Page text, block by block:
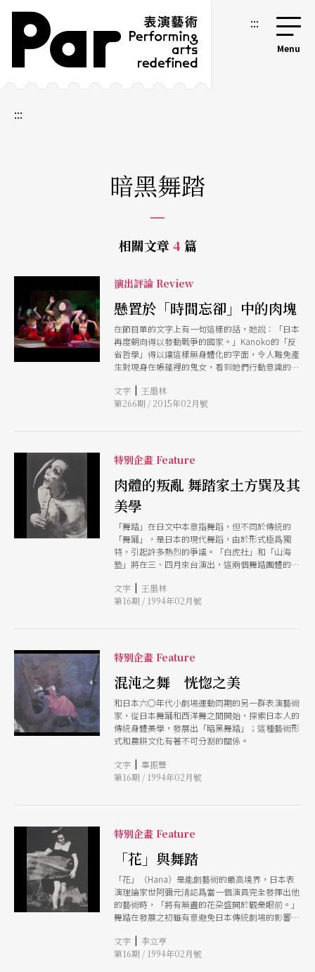
跳到主要內容區塊
網站導覽 :::
:::
暗黑舞踏
相關文章 4 篇
演出評論 Review
懸置於「時間忘卻」中的肉塊
在節目單的文字上有一句這樣的話，她說：「日本
再度朝向得以發動戰爭的國家。」Kanoko的「反
省哲學」得以讓這樣無身體化的字面，令人難免產
生對現身在帳蓬裡的鬼女，看到她們行動意識的一
沒看到她們的「行動」。而我們看到的還是作為一
個日本女性用紅色顏料在白紙上繪出一枚「日之
文字 | 王墨林
第266期 / 2015年02月號
特別企畫 Feature
肉體的叛亂 舞踏家土方巽及其
美學
「舞踏」在日文中本意指舞蹈，但不同於傳統的
「舞踊」，是日本的現代舞蹈，由於形式極爲獨
特，引起許多熱烈的爭議。「白虎社」和「山海
塾」將在三、四月來台演出，這兩個舞踏團體的掌
也都有其獨特的風格，但仍延續著土方巽的表演美
學及概念。
文字 | 王墨林
第16期 / 1994年02月號
特別企畫 Feature
混沌之舞 恍惚之美
和日本六〇年代小劇場運動同期的另一群表演藝術
家，從日本舞踊和西洋舞之間開始，探索日本人的
傳統身體美學，發展出「暗黑舞踏」；這種藝術形
式和農耕文化有著不可分割的關係。
文字 | 辜振豐
第16期 / 1994年02月號
特別企畫 Feature
「花」與舞踏
「花」（Hana）是能劇藝術的最高境界，日本表
演理論家世阿彌元淸認爲當一個演員完全發揮出他
的藝術時，「將有無盡的花朶盛開於觀衆眼前。」
舞踏在發展之初雖有意避免日本傳統劇場的影響，
念。
文字 | 李立亨
第16期 / 1994年02月號